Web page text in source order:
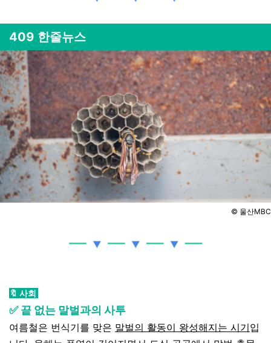
409 한줄뉴스
©️ 울산MBC
🔖 사회
✅ 끝 없는 말벌과의 사투
여름철은 번식기를 맞은 말벌의 활동이 왕성해지는 시기입